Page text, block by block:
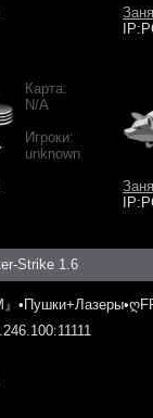
Карта:
N/A
Игроки:
unknown
Strike 1.6
』